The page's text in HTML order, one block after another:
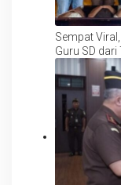
Sempat
Guru SD
Restoratif